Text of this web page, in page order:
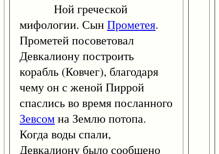
Ной греческой
мифологии. СынПрометея.
Прометей посоветовал
Девкалиону построить
корабль (Ковчег), благодаря
чему он с женой Пиррой
спаслись во время посланного
Зевсомна Землю потопа.
Когда воды спали,
Девкалиону было сообщено